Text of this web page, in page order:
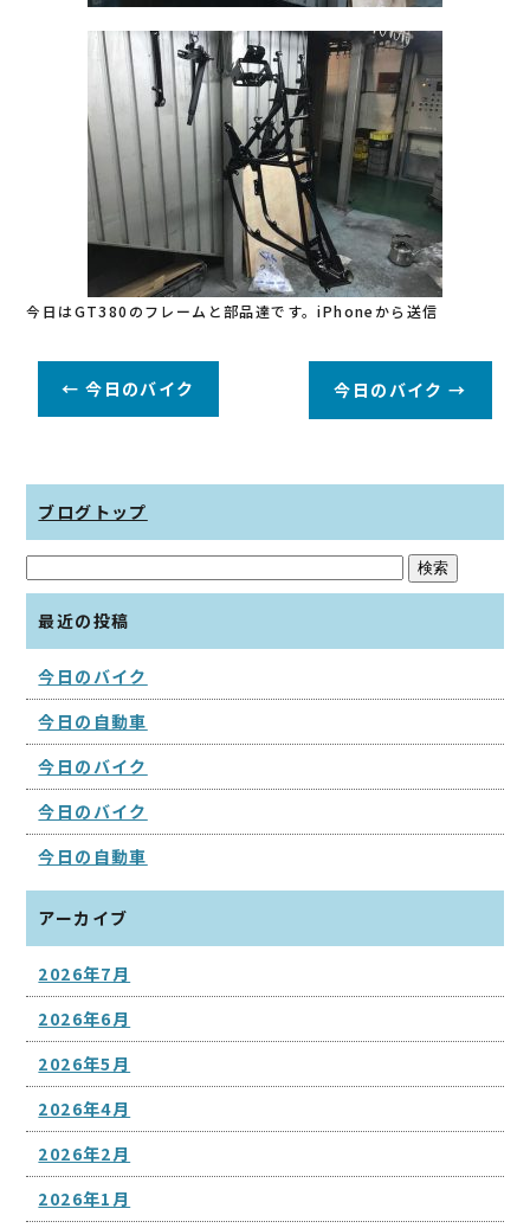
今日はGT380のフレームと部品達です。iPhoneから送信
← 今日のバイク 今日のバイク→
ブログトップ
最近の投稿
今日のバイク
今日の自動車
今日のバイク
今日のバイク
今日の自動車
アーカイブ
2026年7月
2026年6月
2026年5月
2026年4月
2026年2月
2026年1月